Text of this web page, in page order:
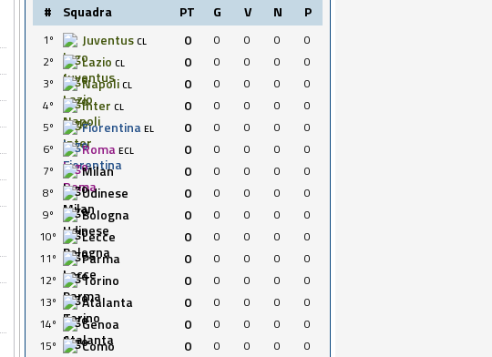
# Squadra PT G V N P
1º Juventus CL 0 0 0 0
0
2º
Lazio CL 0 0 0 0
0
3º
Napoli CL 0 0 0 0
0
4º
Inter CL 0 0 0 0
0
5º
Fiorentina EL 0 0 0 0
0
6º
Roma ECL 0 0 0 0
0
7º
Milan 0 0 0 0
0
8º
Udinese 0 0 0 0
0
9º
Bologna 0 0 0 0
0
10º
Lecce 0 0 0 0
0
11º
Parma 0 0 0 0
0
12º
Torino 0 0 0 0
0
13º
Atalanta 0 0 0 0
0
14º
Genoa 0 0 0 0
0
15º
Como 0 0 0 0 0